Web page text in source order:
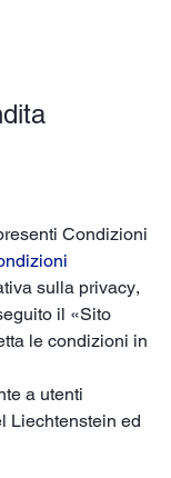
Condizioni
sulla privacy,
il «Sito
le condizioni in
a utenti
Liechtenstein ed